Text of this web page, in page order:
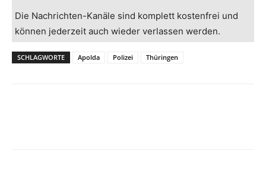
Die Nachrichten-Kanäle sind komplett kostenfrei und
können jederzeit auch wieder verlassen werden.
SCHLAGWORTE Apolda Polizei Thüringen